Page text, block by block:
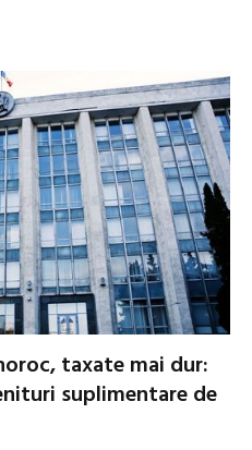
taxate mai dur:
suplimentare de